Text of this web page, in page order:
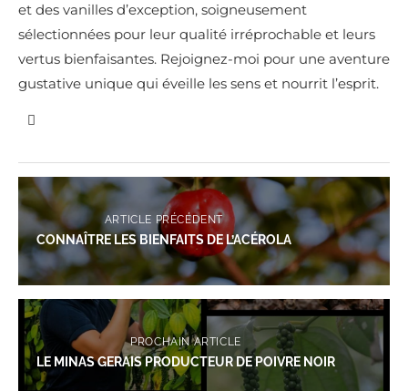
et des vanilles d’exception, soigneusement
sélectionnées pour leur qualité irréprochable et leurs
vertus bienfaisantes. Rejoignez-moi pour une aventure
gustative unique qui éveille les sens et nourrit l’esprit.
ARTICLE PRÉCÉDENT
CONNAÎTRE LES BIENFAITS DE L’ACÉROLA
PROCHAIN ARTICLE
LE MINAS GERAIS PRODUCTEUR DE POIVRE NOIR